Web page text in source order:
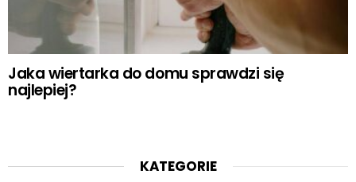
Jaka wiertarka do domu sprawdzi się
najlepiej?
KATEGORIE